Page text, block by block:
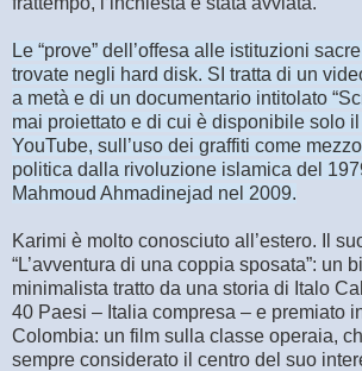
Le “prove” dell’offesa alle istituzioni
trovate negli hard disk. SI tratta di un
a metà e di un documentario intitolato
mai proiettato e di cui è disponibile solo
YouTube, sull’uso dei graffiti come
politica dalla rivoluzione islamica del
Mahmoud Ahmadinejad nel 2009.
Karimi è molto conosciuto all’estero. Il
“L’avventura di una coppia sposata”: un
minimalista tratto da una storia di Italo
40 Paesi – Italia compresa – e premiato
Colombia: un film sulla classe operaia,
sempre considerato il centro del suo